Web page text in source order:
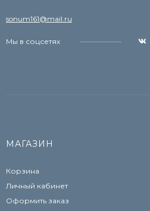
sonum161@mail.ru
Мы в соцсетях
МАГАЗИН
Корзина
Личный кабинет
Оформить заказ